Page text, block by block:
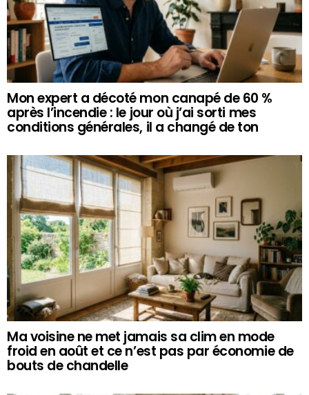
Mon expert a décoté mon canapé de 60 %
après l’incendie : le jour où j’ai sorti mes
conditions générales, il a changé de ton
Ma voisine ne met jamais sa clim en mode
froid en août et ce n’est pas par économie de
bouts de chandelle